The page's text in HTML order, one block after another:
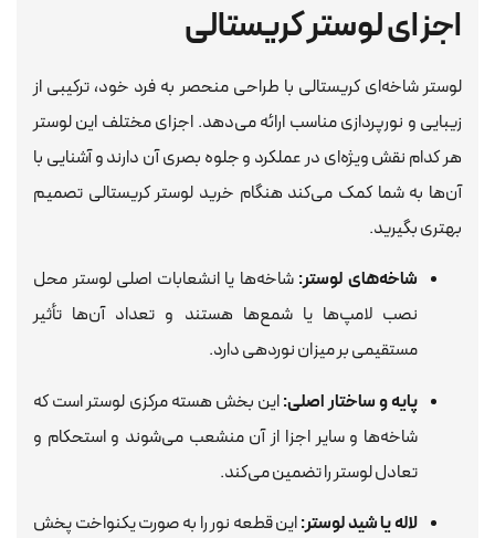
اجزای لوستر کریستالی
لوستر شاخه‌ای کریستالی با طراحی منحصر به فرد خود، ترکیبی از
زیبایی و نورپردازی مناسب ارائه می‌دهد. اجزای مختلف این لوستر
هر کدام نقش ویژه‌ای در عملکرد و جلوه بصری آن دارند و آشنایی با
آن‌ها به شما کمک می‌کند هنگام خرید لوستر کریستالی تصمیم
بهتری بگیرید.
شاخه‌های لوستر: شاخه‌ها یا انشعابات اصلی لوستر محل
نصب لامپ‌ها یا شمع‌ها هستند و تعداد آن‌ها تأثیر
مستقیمی بر میزان نوردهی دارد.
پایه و ساختار اصلی:این بخش هسته مرکزی لوستر است که
شاخه‌ها و سایر اجزا از آن منشعب می‌شوند و استحکام و
تعادل لوستر را تضمین می‌کند.
لاله یا شید لوستر:این قطعه نور را به صورت یکنواخت پخش